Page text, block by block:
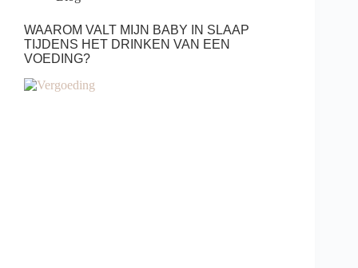
WAAROM VALT MIJN BABY IN SLAAP
TIJDENS HET DRINKEN VAN EEN
VOEDING?